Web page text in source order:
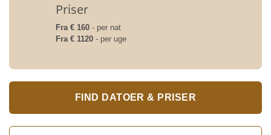
Priser
Fra € 160 - per nat
Fra € 1120 - per uge
FIND DATOER & PRISER